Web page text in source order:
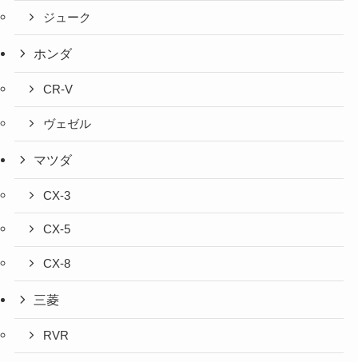
ジューク
ホンダ
CR-V
ヴェゼル
マツダ
CX-3
CX-5
CX-8
三菱
RVR